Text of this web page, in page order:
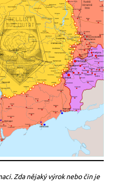
Zda nějaký výrok nebo čin je